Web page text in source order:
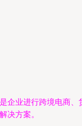
业进行跨境电商、
决方案。